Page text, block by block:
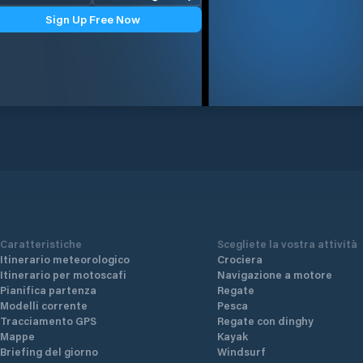
Sign Up Free Now
Caratteristiche
Itinerario meteorologico
Itinerario per motoscafi
Pianifica partenza
Modelli corrente
Tracciamento GPS
Mappe
Briefing del giorno
Scegliete la vostra attività
Crociera
Navigazione a motore
Regate
Pesca
Regate con dinghy
Kayak
Windsurf